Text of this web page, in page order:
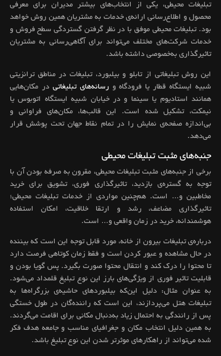
تبلیغات محیطی، یکی از انتخاب‌های بیشتر مدیران برای معرفی
محصول و اطلاع‌رسانی ارائه‌ی خدمات به مشتریان همین روش خواهد
بود. تبلیغات محیطی موفق با در نظر گرفتن گستردگی سطح فروش و
خدمات شرکت‌های مختلف می‌تواند برای آگاهی‌رسانی به مشتریان
تاثیرگذاری به‌خصوصی داشته باشد.
این روش تبلیغاتی از تابلو و بیلبورد، تبلیغات در مناطق ترانزیتی
شبیه ایستگاه‌ قطار یا فرودگاه‌ و رسانه‌های تبلیغاتی در مکان‌هایی
همانند استادیوم یا سینما و در خیابان شبیه ایستگاه‌ اتوبوس یا
نیمکت‌، تشکیل شده است. این قالب‌ها، مکان‌های فراوانی و
بی‌اندازه صفحه‌ی نمایش را در تمام نقاط جهان تحت پوشش قرار
می‌دهد.
جنبه‌های مثبت تبلیغات محیطی
برخی از جنبه‌های مثبت تبلیغات محیطی، مقرون به صرفه بودن آن با
توجه به گستر‌ه‌ی بازدید، تاثیرگذاری فوری، تشویق برای خرید
مخاطبین و… است. هم‌چنین مواردی از خدمات تبلیغات محیطی؛
تاثیرگذاری مضاعف، رشد و ارتقا خلاقیت، امکان استفاده
هوشمندانه، خرید در زمان واقعی و… است.
درباره‌ی تبلیغات بیرون از خانه، مورد قابل توجه این است که بیننده
در حال مشاهده و عبور کردن است و فقط زمان کوتاهی فرصت دارد
تا محتوا را درک کند و انتقال محتوا صورت بگیرد. پس گویا بودن و
قابلیت تاثیر فوری از ویژگی‌های بارز این نوع تبلیغ قلمداد می‌شود.
به عنوان مثال: دلیل این‌که بیلبوردهای حاشیه‌ی بزرگراه‌ها به
تبلیغات هتل می‌پردازند، این است که راننده‌گان در طول خستگی
پس از رانندگی به احتمال زیاد به‌دنبال مکانی برای اقامت می‌گردند.
به همین دلیل انتخاب مکان و جغرافیای مناسب و جامعه هدف فکر
شده می‌تواند از راهکارهای موثر‌تر شدن این نوع تبلیغ باشد.